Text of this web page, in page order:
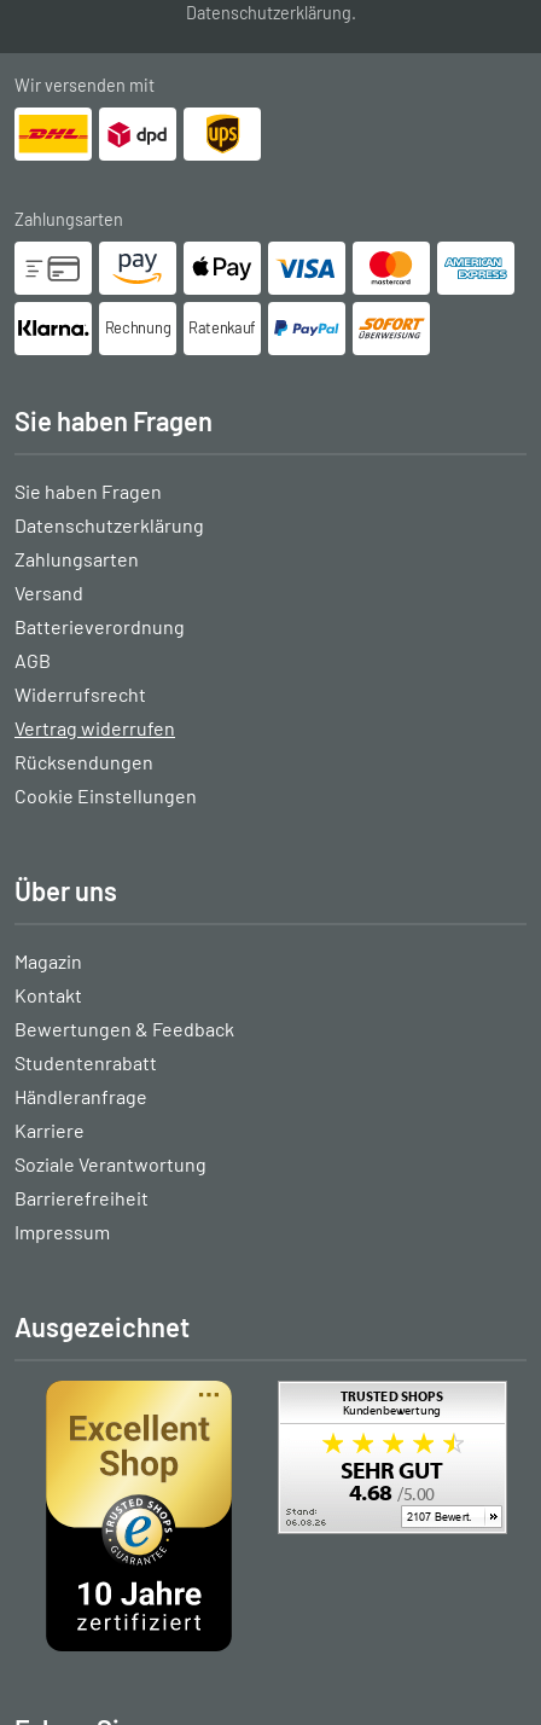
Datenschutzerklärung.
Wir versenden mit
Zahlungsarten
Rechnung Ratenkauf
Sie haben Fragen
Sie haben Fragen
Datenschutzerklärung
Zahlungsarten
Versand
Batterieverordnung
AGB
Widerrufsrecht
Vertrag widerrufen
Rücksendungen
Cookie Einstellungen
Über uns
Magazin
Kontakt
Bewertungen & Feedback
Studentenrabatt
Händleranfrage
Karriere
Soziale Verantwortung
Barrierefreiheit
Impressum
Ausgezeichnet